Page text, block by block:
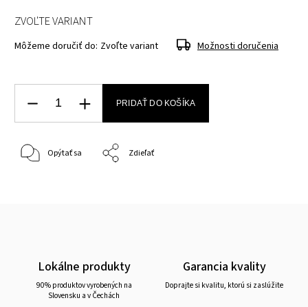
ZVOĽTE VARIANT
Môžeme doručiť do: Zvoľte variant Možnosti doručenia
PRIDAŤ DO KOŠÍKA
Opýtať sa Zdieľať
Lokálne produkty
90% produktov vyrobených na
Slovensku a v Čechách
Garancia kvality
Doprajte si kvalitu, ktorú si zaslúžite